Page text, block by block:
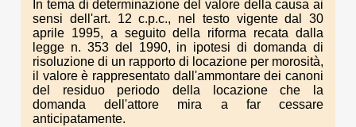
In tema di determinazione del valore della causa ai
sensi dell'art. 12 c.p.c., nel testo vigente dal 30
aprile 1995, a seguito della riforma recata dalla
legge n. 353 del 1990, in ipotesi di domanda di
risoluzione di un rapporto di locazione per morosità,
il valore è rappresentato dall'ammontare dei canoni
del residuo periodo della locazione che la
domanda dell'attore mira a far cessare
anticipatamente.